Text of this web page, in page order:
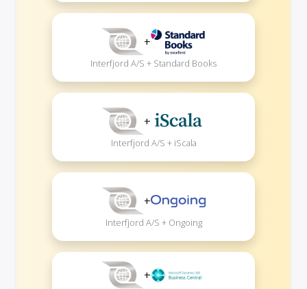
+
Interfjord A/S + Standard Books
+
Interfjord A/S + iScala
+
Interfjord A/S + Ongoing
+